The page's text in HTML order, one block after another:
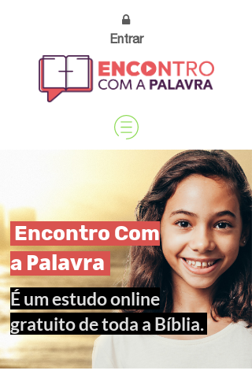
Entrar
Encontro Com
a Palavra
É um estudo online
gratuito de toda a Bíblia.